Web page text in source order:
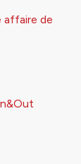
affaire de